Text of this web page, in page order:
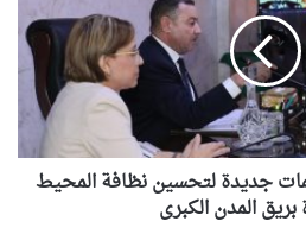
جديدة لتحسين نظافة المحيط
المدن الكبرى